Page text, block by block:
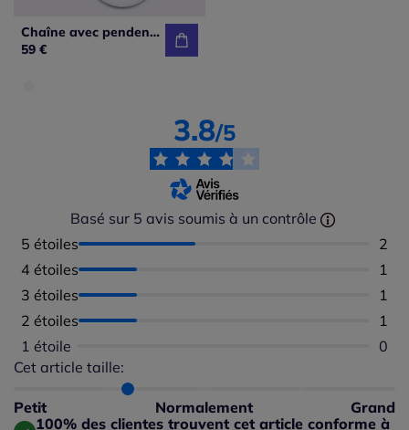
Chaîne avec pendentif magnifique collier
59 €
3.8/5
Basé sur 5 avis soumis à un contrôle
5 étoiles
2
4 étoiles
1
3 étoiles
1
2 étoiles
1
1 étoile
0
Cet article taille:
Petit Normalement Grand
Répartition du taillant selon les avis clients
Taille normalement : 60%
Taille petit : 40%
Taille grand : 0%
100% des clientes trouvent cet article conforme à